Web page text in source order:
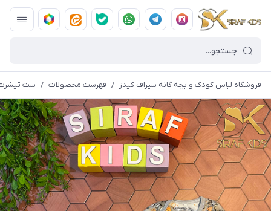
فروشگاه لباس کودک و بچه گانه سیراف کیدز / فهرست محصولات / ست تیشرت